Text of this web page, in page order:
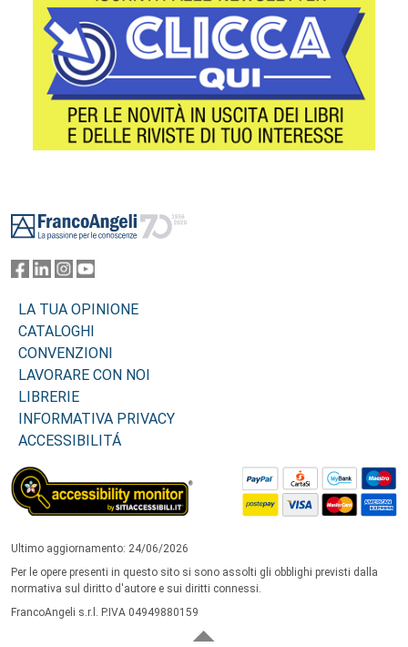
LA TUA OPINIONE
CATALOGHI
CONVENZIONI
LAVORARE CON NOI
LIBRERIE
INFORMATIVA PRIVACY
ACCESSIBILITÁ
Ultimo aggiornamento: 24/06/2026
Per le opere presenti in questo sito si sono assolti gli obblighi previsti dalla
normativa sul diritto d'autore e sui diritti connessi.
FrancoAngeli s.r.l. P.IVA 04949880159